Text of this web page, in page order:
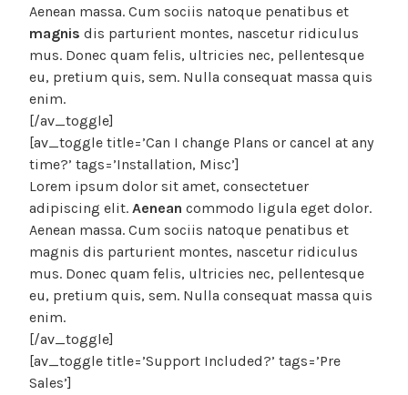
Aenean massa. Cum sociis natoque penatibus et
magnis dis parturient montes, nascetur ridiculus
mus. Donec quam felis, ultricies nec, pellentesque
eu, pretium quis, sem. Nulla consequat massa quis
enim.
[/av_toggle]
[av_toggle title=’Can I change Plans or cancel at any
time?’ tags=’Installation, Misc’]
Lorem ipsum dolor sit amet, consectetuer
adipiscing elit. Aenean commodo ligula eget dolor.
Aenean massa. Cum sociis natoque penatibus et
magnis dis parturient montes, nascetur ridiculus
mus. Donec quam felis, ultricies nec, pellentesque
eu, pretium quis, sem. Nulla consequat massa quis
enim.
[/av_toggle]
[av_toggle title=’Support Included?’ tags=’Pre
Sales’]